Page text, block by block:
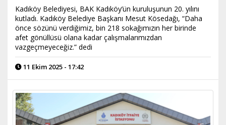
Kadıköy Belediyesi, BAK Kadıköy’ün kuruluşunun 20. yılını
kutladı. Kadıköy Belediye Başkanı Mesut Kösedağı, “Daha
önce sözünü verdiğimiz, bin 218 sokağımızın her birinde
afet gönüllüsü olana kadar çalışmalarımızdan
vazgeçmeyeceğiz.” dedi
11 Ekim 2025 - 17:42